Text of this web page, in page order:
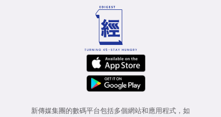
新傳媒集團的數碼平台包括多個網站和應用程式，如